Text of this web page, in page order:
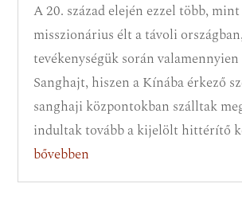
A 20. század elején ezzel több,
misszionárius élt a távoli
tevékenységük során
Sanghajt, hiszen a Kínába érkező
sanghaji központokban szálltak
indultak tovább a kijelölt hittérítő
bővebben